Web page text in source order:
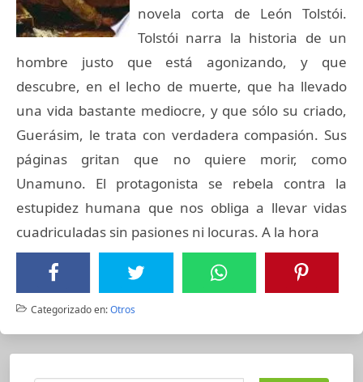
novela corta de León Tolstói.
Tolstói narra la historia de un
hombre justo que está agonizando, y que
descubre, en el lecho de muerte, que ha llevado
una vida bastante mediocre, y que sólo su criado,
Guerásim, le trata con verdadera compasión. Sus
páginas gritan que no quiere morir, como
Unamuno. El protagonista se rebela contra la
estupidez humana que nos obliga a llevar vidas
cuadriculadas sin pasiones ni locuras. A la hora
Categorizado en:Otros